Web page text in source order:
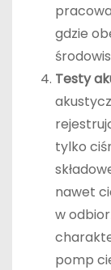
gdzie
Testy
tylko
nawet
w
pomp